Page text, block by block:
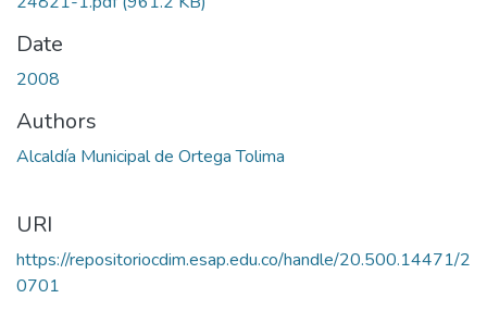
Date
2008
Authors
Alcaldía Municipal de Ortega Tolima
URI
https://repositoriocdim.esap.edu.co/handle/20.500.14471/2
0701